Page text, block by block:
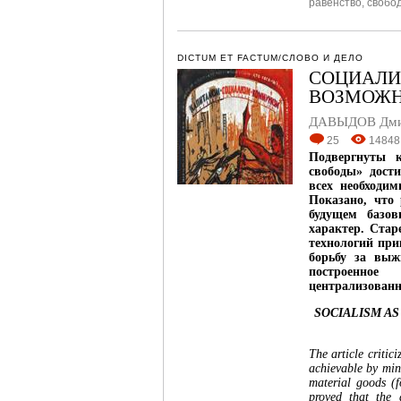
равенство,
DICTUM ET FACTUM/СЛОВО И ДЕЛО
ДАВЫДОВ
25 14848
Подвергнуты
свободы»
всех
Показано, что
будущем
характер.
технологий
борьбу за
SOCIALISM
The article
achievable by
material goods
proved that the